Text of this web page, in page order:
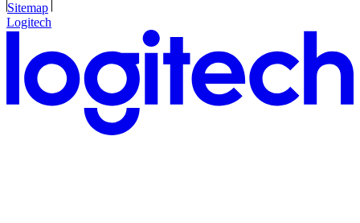
Sitemap
Logitech